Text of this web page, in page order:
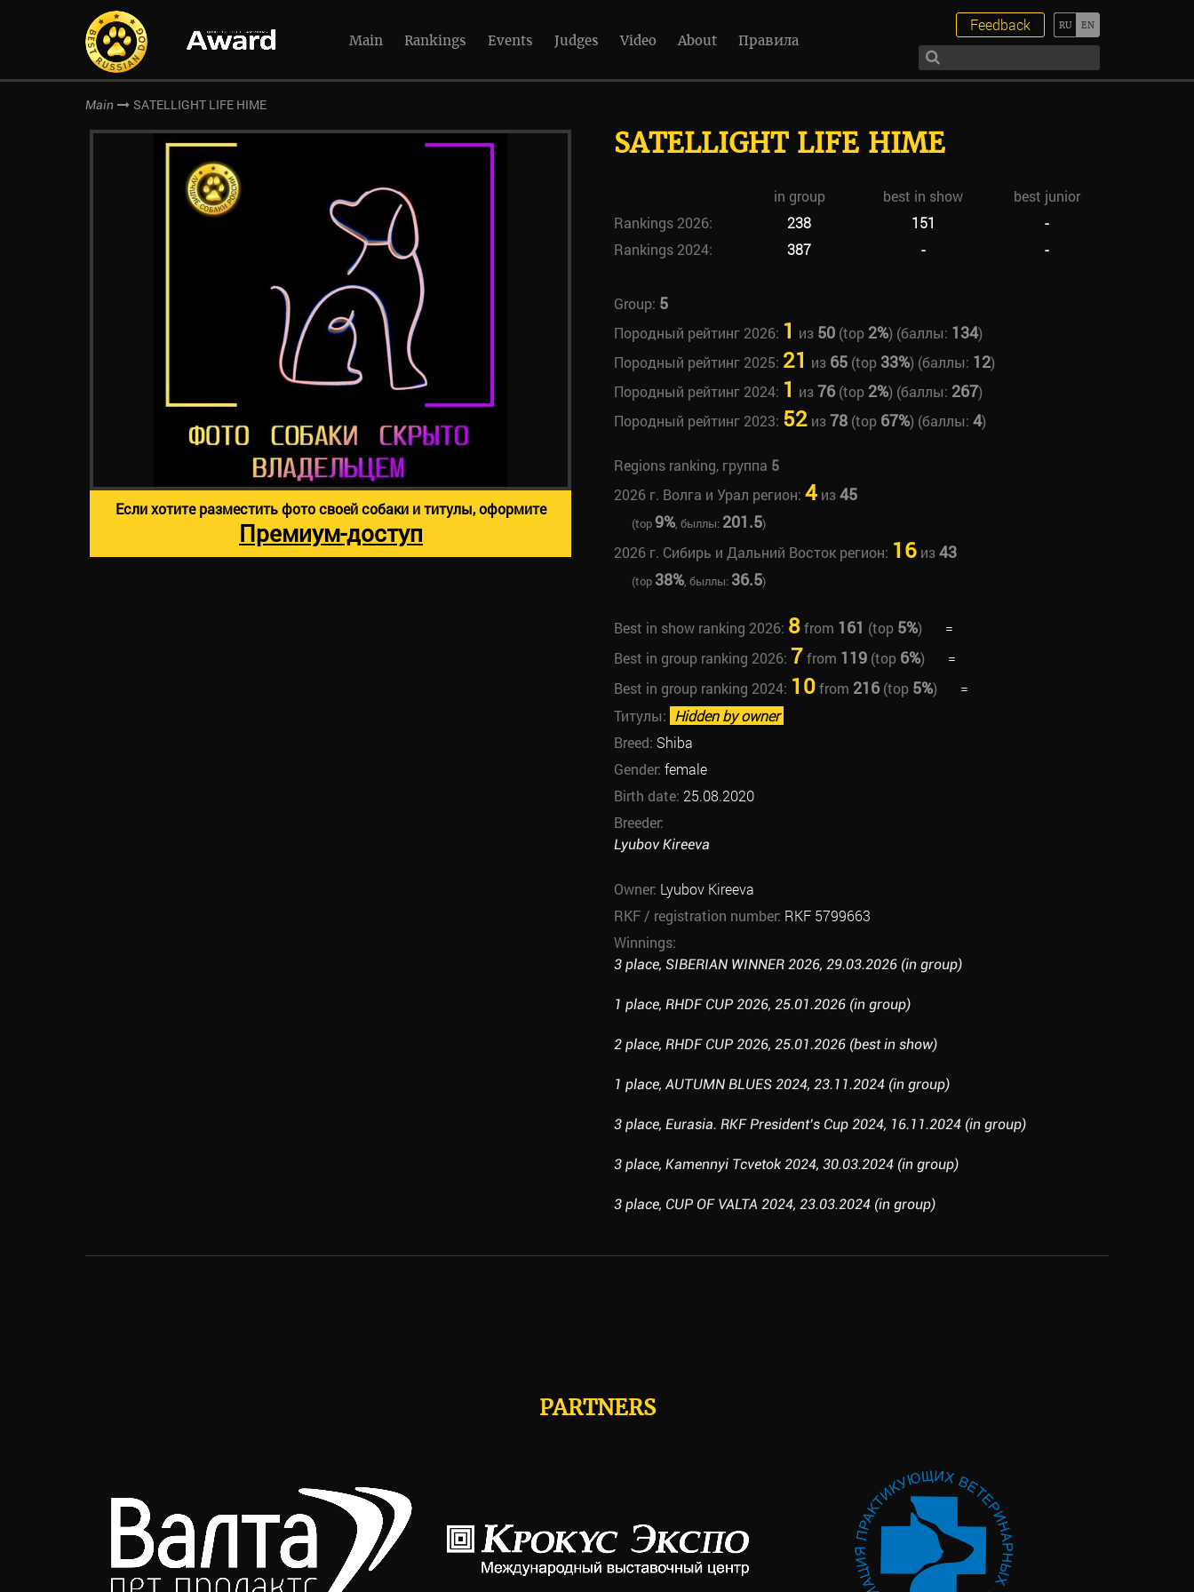
Main Rankings Events Judges Video About Правила
Feedback
Main SATELLIGHT LIFE HIME
SATELLIGHT LIFE HIME
in group best in show
best junior
Rankings 2026:
238 151
-
Rankings 2024:
387 - -
Group: 5
Породный рейтинг 2026: 1 из 50(top 2%) (баллы: 134)
Породный рейтинг 2025: 21 из 65(top 33%) (баллы: 12)
Породный рейтинг 2024: 1 из76(top 2%) (баллы: 267)
Породный рейтинг 2023: 52из78(top 67%) (баллы: 4)
Regions ranking, группа 5
2026 г. Волга и Урал регион: 4из45
(top9%, быллы: 201.5)
2026 г. Сибирь и Дальний Восток регион: 16из43
(top 38%, быллы: 36.5)
Best in show ranking 2026: 8from 161 (top 5%)
=
Best in group ranking 2026: 7from 119(top 6%)
=
Best in group ranking 2024: 10from 216(top 5%)
=
Титулы: Hidden by owner
Breed: Shiba
Gender: female
Birth date: 25.08.2020
Breeder:
Lyubov Kireeva
Owner: Lyubov Kireeva
RKF / registration number: RKF 5799663
Winnings:
3 place, SIBERIAN WINNER 2026, 29.03.2026 (in group)
1 place, RHDF CUP 2026, 25.01.2026 (in group)
2 place, RHDF CUP 2026, 25.01.2026 (best in show)
1 place, AUTUMN BLUES 2024, 23.11.2024 (in group)
3 place, Eurasia. RKF President’s Cup 2024, 16.11.2024 (in group)
3 place, Kamennyi Tcvetok 2024, 30.03.2024 (in group)
3 place, CUP OF VALTA 2024, 23.03.2024 (in group)
Если хотите разместить фото своей собаки и титулы, оформите
Премиум-доступ
PARTNERS